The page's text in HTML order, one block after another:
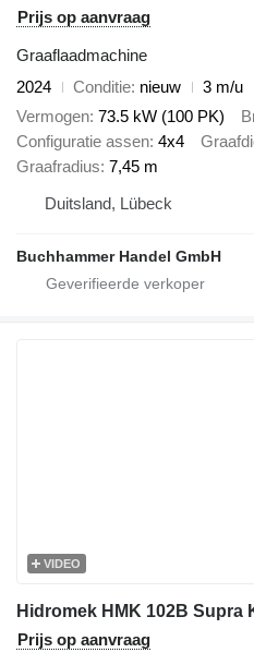
Prijs op aanvraag
Graaflaadmachine
2024
Conditie nieuw 3 m/u
Vermogen 73.5 kW (100 PK)
Configuratie assen 4x4
Graafradius 7,45 m
Duitsland, Lübeck
Buchhammer Handel GmbH
VIDEO
Hidromek HMK 102B Supra
Prijs op aanvraag